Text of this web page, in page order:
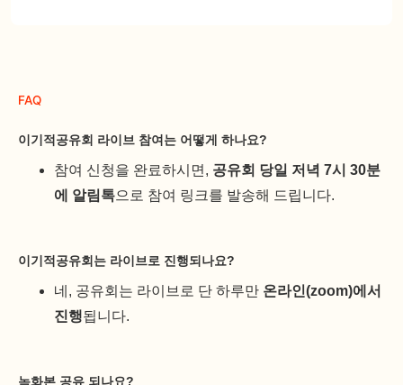
FAQ
이기적공유회 라이브 참여는 어떻게 하나요?
참여 신청을 완료하시면, 공유회 당일 저녁 7시 30분
에 알림톡으로 참여 링크를 발송해 드립니다.
이기적공유회는 라이브로 진행되나요?
네, 공유회는 라이브로 단 하루만 온라인(zoom)에서
진행됩니다.
녹화본 공유 되나요?